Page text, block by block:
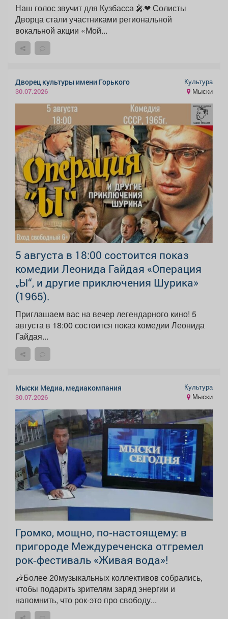
Наш голос звучит для Кузбасса 🎤❤ Солисты
Дворца стали участниками региональной
вокальной акции «Мой...
Дворец культуры имени Горького
30.07.2026
Культура
Мыски
5 августа в 18:00 состоится показ
комедии Леонида Гайдая «Операция
„Ы“, и другие приключения Шурика»
(1965).
Приглашаем вас на вечер легендарного кино! 5
августа в 18:00 состоится показ комедии Леонида
Гайдая...
Мыски Медиа, медиакомпания
30.07.2026
Культура
Мыски
Громко, мощно, по‑настоящему: в
пригороде Междуреченска отгремел
рок‑фестиваль «Живая вода»!
🎶Более 20музыкальных коллективов собрались,
чтобы подарить зрителям заряд энергии и
напомнить, что рок-это про свободу...